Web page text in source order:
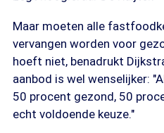
Maar moeten alle
vervangen worden voor
hoeft niet, benadrukt
aanbod is wel wenselijker:
50 procent gezond, 50
echt voldoende keuze."